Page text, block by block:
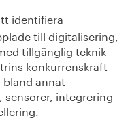
identifiera
till digitalisering,
tillgänglig teknik
konkurrenskraft
annat
integrering